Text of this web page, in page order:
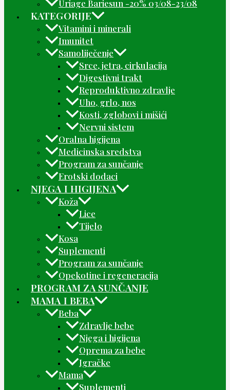
Uriage Bariesun -20% 03/08-23/08
KATEGORIJE
Vitamini i minerali
Imunitet
Samoliječenje
Srce, jetra, cirkulacija
Digestivni trakt
Reproduktivno zdravlje
Uho, grlo, nos
Kosti, zglobovi i mišići
Nervni sistem
Oralna higijena
Medicinska sredstva
Program za sunčanje
Erotski dodaci
NJEGA I HIGIJENA
Koža
Lice
Tijelo
Kosa
Suplementi
Program za sunčanje
Opekotine i regeneracija
PROGRAM ZA SUNČANJE
MAMA I BEBA
Beba
Zdravlje bebe
Njega i higijena
Oprema za bebe
Igračke
Mama
Suplementi